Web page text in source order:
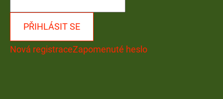
PŘIHLÁSIT SE
Nová registraceZapomenuté heslo